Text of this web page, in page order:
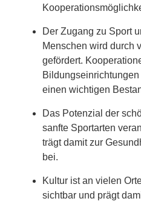
Der Zugang zu Sport
Menschen wird durch
gefördert.
einen wichtigen
Das Potenzial der
sanfte Sportarten
trägt damit zur
bei.
Kultur ist an vielen
sichtbar und prägt